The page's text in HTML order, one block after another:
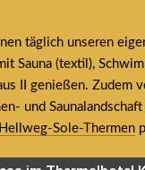
täglich unseren
Sauna (textil),
II genießen. Zudem
und
Hellweg-Sole-Thermen